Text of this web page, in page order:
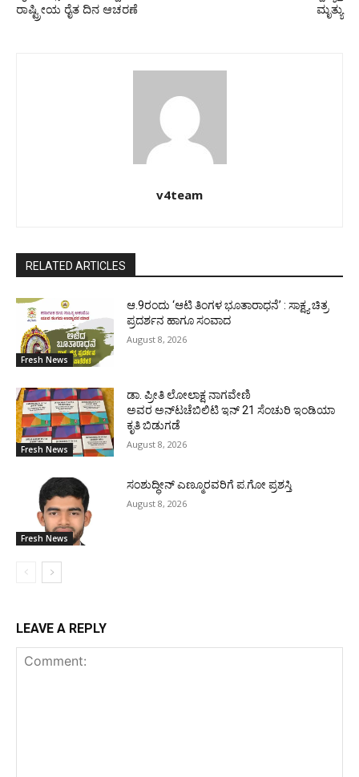
ರಾಷ್ಟ್ರೀಯ ರೈತ ದಿನ ಆಚರಣೆ
ಮೃತ್ಯು
v4team
RELATED ARTICLES
Fresh News
ಆ.9ರಂದು ‘ಆಟಿ ತಿಂಗಳ ಭೂತಾರಾಧನೆ’ : ಸಾಕ್ಷ್ಯ ಚಿತ್ರ
ಪ್ರದರ್ಶನ ಹಾಗೂ ಸಂವಾದ
August 8, 2026
Fresh News
ಡಾ. ಪ್ರೀತಿ ಲೋಲಾಕ್ಷ ನಾಗವೇಣಿ
ಅವರ ಅನ್‌ಟಚೆಬಿಲಿಟಿ ಇನ್ 21 ಸೆಂಚುರಿ ಇಂಡಿಯಾ
ಕೃತಿ ಬಿಡುಗಡೆ
August 8, 2026
Fresh News
ಸಂಶುದ್ಧೀನ್ ಎಣ್ಮೂರವರಿಗೆ ಪ.ಗೋ ಪ್ರಶಸ್ತಿ
August 8, 2026
LEAVE A REPLY